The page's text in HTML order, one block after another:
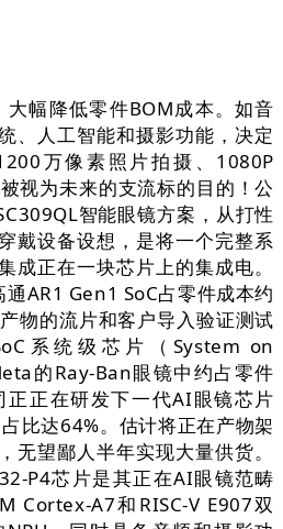
幅降低零件BOM成本。如音
、人工智能和摄影功能，决定
万像素照片拍摄、1080P
视为未来的支流标的目的！公
智能眼镜方案，从打性
戴设备设想，是将一个完整系
成正在一块芯片上的集成电。
AR1 Gen1 SoC占零件成本约
物的流片和客户导入验证测试
系统级芯片（System on
的Ray-Ban眼镜中约占零件
正正在研发下一代AI眼镜芯片
比达64%。估计将正在产物架
无望鄙人半年实现大量供货。
P4芯片是其正在AI眼镜范畴
Cortex-A7和RISC-V E907双